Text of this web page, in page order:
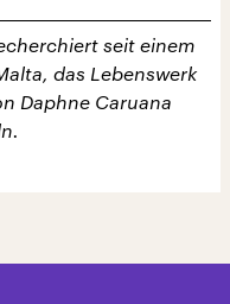
seit einem
das Lebenswerk
Daphne Caruana